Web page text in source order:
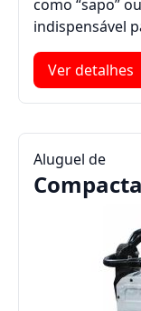
como “sapo”
indispensável
Ver detalhes
Aluguel de